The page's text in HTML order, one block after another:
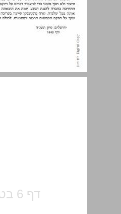
פתח דבר ... 7